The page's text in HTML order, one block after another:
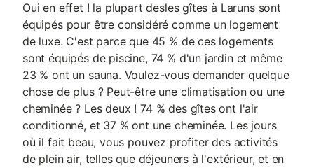
Oui en effet ! la plupart desles gîtes à Laruns sont
équipés pour être considéré comme un logement
de luxe. C'est parce que 45 % de ces logements
sont équipés de piscine, 74 % d'un jardin et même
23 % ont un sauna. Voulez-vous demander quelque
chose de plus ? Peut-être une climatisation ou une
cheminée ? Les deux ! 74 % des gîtes ont l'air
conditionné, et 37 % ont une cheminée. Les jours
où il fait beau, vous pouvez profiter des activités
de plein air, telles que déjeuners à l'extérieur, et en